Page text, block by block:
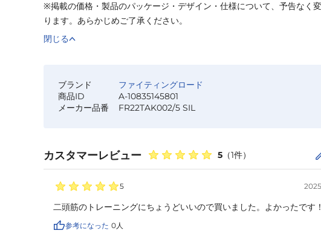
※掲載の価格・製品のパッケージ・デザイン・仕様について、予告なく
ります。あらかじめご了承ください。
閉じる
ブランド
ファイティングロード
商品ID
A-10835145801
メーカー品番
FR22TAK002/5 SIL
カスタマーレビュー 5 （1件）
5
二頭筋のトレーニングにちょうどいいので買いました。よかったです！
参考になった 0人